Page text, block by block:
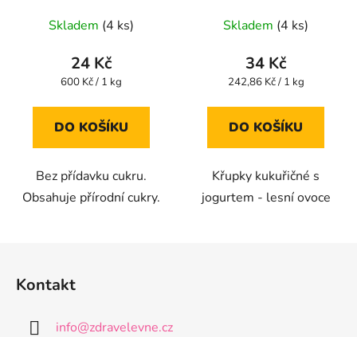
- jablko 40g
Skladem (4 ks)
24 Kč
Měrná
600 Kč / 1 kg
DO KOŠÍKU
Bez přídavku cukru.
Obsahuje přírodní cukry.
hodnocení
produktu
je
z
Skladem (4 ks)
34 Kč
Měrná
242,86 Kč / 1 kg
DO KOŠÍKU
Křupky kukuřičné s
jogurtem - lesní ovoce
Kontakt
info@zdravelevne.cz